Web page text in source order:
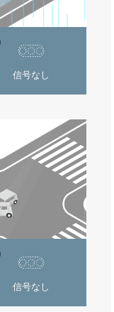
信号なし
信号なし